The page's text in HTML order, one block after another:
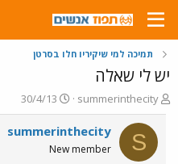
תמיכה למי שיקיריו חלו בסרטן
יש לי שאלה
פ
ו
ת
ח
ה
summerinthecity
פ
ו
ר
ם
30/4/13
S
summerinthecity
New member